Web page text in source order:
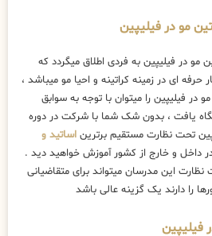
مو در فیلیپین
مو در فیلیپین به فردی اطلاق میگردد که
سابقه کار حرفه ای در زمینه کراتینه و احیا مو میباشد ،
در فیلیپین را میتوان با توجه به سوابق
یافت ، بدون شک شما با شرکت در دوره
تحت نظارت مستقیم برترین اساتید و
داخل و خارج از کشور آموزش خواهید دید .
این مدرسان میتواند برای متقاضیانی
را دارند یک گزینه عالی باشد
فیلیپین